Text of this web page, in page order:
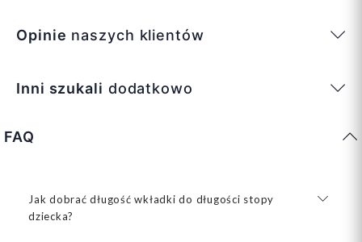
Opinie naszych klientów
Inni szukali dodatkowo
FAQ
Jak dobrać długość wkładki do długości stopy
dziecka?